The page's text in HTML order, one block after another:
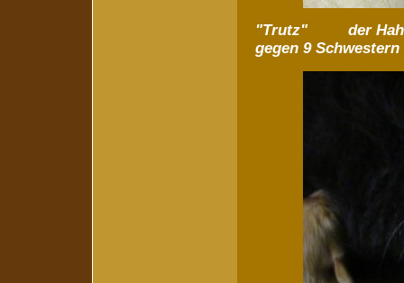
"Trutz" der Hahn
gegen 9